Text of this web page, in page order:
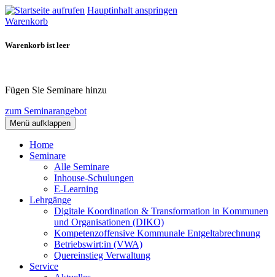
Hauptinhalt anspringen
Warenkorb
Warenkorb ist leer
Fügen Sie Seminare hinzu
zum Seminarangebot
Menü aufklappen
Home
Seminare
Alle Seminare
Inhouse-Schulungen
E-Learning
Lehrgänge
Digitale Koordination & Transformation in Kommunen
und Organisationen (DIKO)
Kompetenzoffensive Kommunale Entgeltabrechnung
Betriebswirt:in (VWA)
Quereinstieg Verwaltung
Service